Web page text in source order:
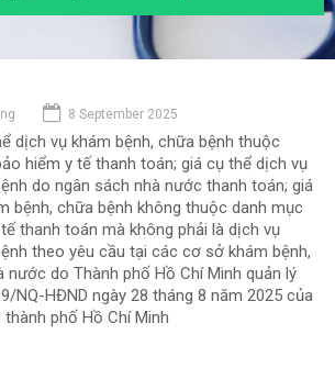
8 September 2025
dịch vụ khám bệnh, chữa bệnh thuộc
hiểm y tế thanh toán; giá cụ thể dịch vụ
do ngân sách nhà nước thanh toán; giá
bệnh, chữa bệnh không thuộc danh mục
thanh toán mà không phải là dịch vụ
theo yêu cầu tại các cơ sở khám bệnh,
nước do Thành phố Hồ Chí Minh quản lý
NQ-HĐND ngày 28 tháng 8 năm 2025 của
phố Hồ Chí Minh